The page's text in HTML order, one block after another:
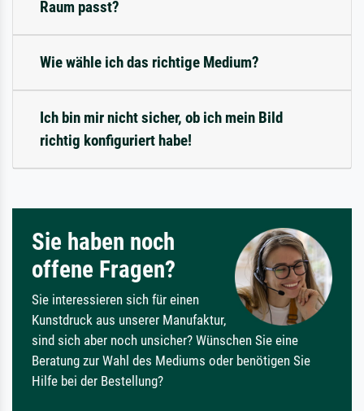
Raum passt?
Wie wähle ich das richtige Medium?
Ich bin mir nicht sicher, ob ich mein Bild
richtig konfiguriert habe!
Sie haben noch
offene Fragen?
Sie interessieren sich für einen
Kunstdruck aus unserer Manufaktur,
sind sich aber noch unsicher? Wünschen Sie eine
Beratung zur Wahl des Mediums oder benötigen Sie
Hilfe bei der Bestellung?